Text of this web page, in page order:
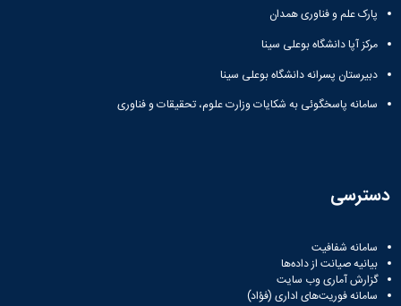
پارک علم و فناوری همدان
مرکز آپا دانشگاه بوعلی سینا
دبیرستان پسرانه دانشگاه بوعلی سینا
سامانه پاسخگوئی به شکایات وزارت علوم، تحقیقات و فناوری
دسترسی
سامانه شفافیت
بیانیه صیانت از داده‌ها
گزارش آماری وب‌ سایت
سامانه فوریت‌های اداری (فؤاد)